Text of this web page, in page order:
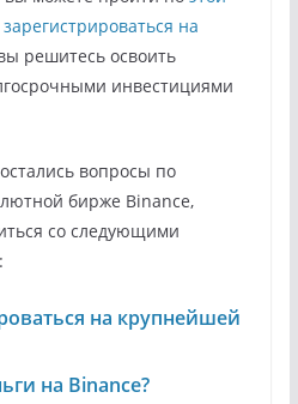
зарегистрироваться на
решитесь освоить
инвестициями
вопросы по
бирже Binance,
со следующими
на крупнейшей
на Binance?